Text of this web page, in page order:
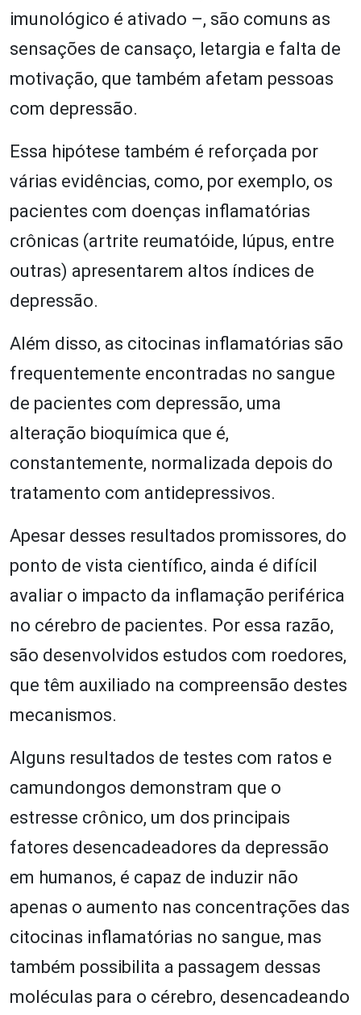
imunológico é ativado –, são comuns as
sensações de cansaço, letargia e falta de
motivação, que também afetam pessoas
com depressão.
Essa hipótese também é reforçada por
várias evidências, como, por exemplo, os
pacientes com doenças inflamatórias
crônicas (artrite reumatóide, lúpus, entre
outras) apresentarem altos índices de
depressão.
Além disso, as citocinas inflamatórias são
frequentemente encontradas no sangue
de pacientes com depressão, uma
alteração bioquímica que é,
constantemente, normalizada depois do
tratamento com antidepressivos.
Apesar desses resultados promissores, do
ponto de vista científico, ainda é difícil
avaliar o impacto da inflamação periférica
no cérebro de pacientes. Por essa razão,
são desenvolvidos estudos com roedores,
que têm auxiliado na compreensão destes
mecanismos.
Alguns resultados de testes com ratos e
camundongos demonstram que o
estresse crônico, um dos principais
fatores desencadeadores da depressão
em humanos, é capaz de induzir não
apenas o aumento nas concentrações das
citocinas inflamatórias no sangue, mas
também possibilita a passagem dessas
moléculas para o cérebro, desencadeando